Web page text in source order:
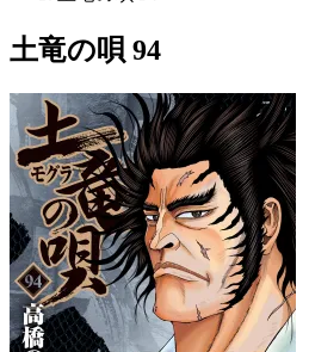
土竜の唄 94